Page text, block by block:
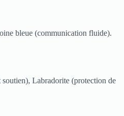
bleue (communication fluide).
Labradorite (protection de